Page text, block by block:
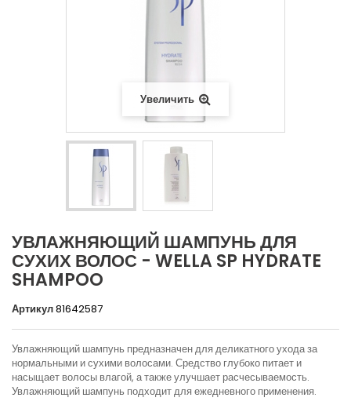
Увеличить
УВЛАЖНЯЮЩИЙ ШАМПУНЬ ДЛЯ
СУХИХ ВОЛОС - WELLA SP HYDRATE
SHAMPOO
Артикул81642587
Увлажняющий шампунь предназначен для деликатного ухода за
нормальными и сухими волосами. Средство глубоко питает и
насыщает волосы влагой, а также улучшает расчесываемость.
Увлажняющий шампунь подходит для ежедневного применения.